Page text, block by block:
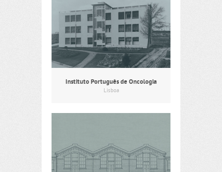
Instituto Português de Oncologia
Lisboa